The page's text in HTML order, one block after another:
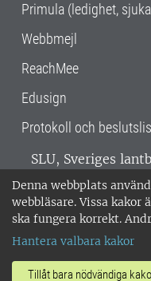
Denna webbplats
webbläsare. Vissa kakor
ska fungera korrekt.
Hantera valbara kakor
Tillåt bara nödvändiga
Primula (ledighet,
Webbmejl
ReachMee
Edusign
Protokoll och
SLU, Sveriges
verksamhet över
Alnarp, Uppsala
miljöcertifierat
018-67 10 00 •
Om SLU:s